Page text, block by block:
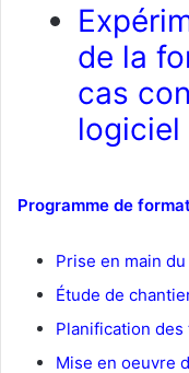
de la
cas
Programme de
Prise en main
Étude de
Planification des
Mise en oeuvre